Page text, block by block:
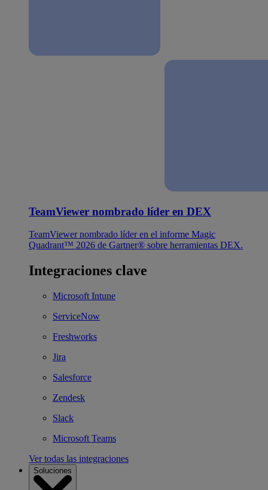
TeamViewer nombrado líder en DEX
TeamViewer nombrado líder en el informe Magic
Quadrant™ 2026 de Gartner® sobre herramientas DEX.
Integraciones clave
Microsoft Intune
ServiceNow
Freshworks
Jira
Salesforce
Zendesk
Slack
Microsoft Teams
Ver todas las integraciones
Soluciones